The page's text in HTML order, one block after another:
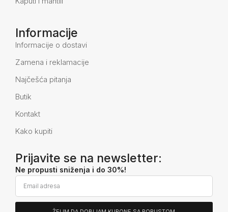
Informacije
Informacije o dostavi
Zamena i reklamacije
Najčešća pitanja
Butik
Kontakt
Kako kupiti
Prijavite se na newsletter:
Ne propusti sniženja i do 30%!